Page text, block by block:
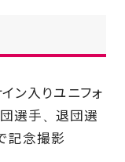
ン入りユニフォ
団選手、退団選
記念撮影